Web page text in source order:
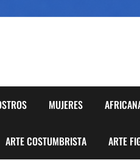
MUJERES
ARTE COSTUMBRISTA ARTE
Imágenes